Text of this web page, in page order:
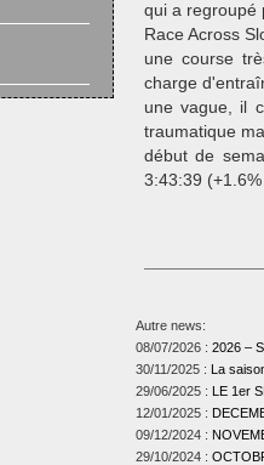
qui a regroupé
Race Across
une course
charge
une vague, il
traumatique
début de
3:43:39
Autre news:
08/07/2026 : 2026 –
30/11/2025 : La
29/06/2025 : LE 1er
12/01/2025 :
09/12/2024 :
29/10/2024 :